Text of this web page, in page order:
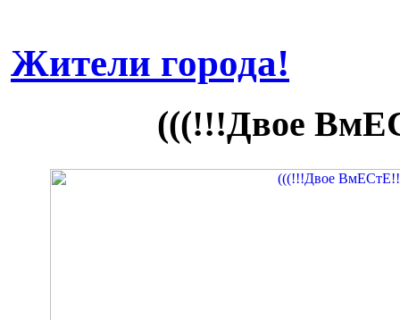
Жители города!
(((!!!Двое